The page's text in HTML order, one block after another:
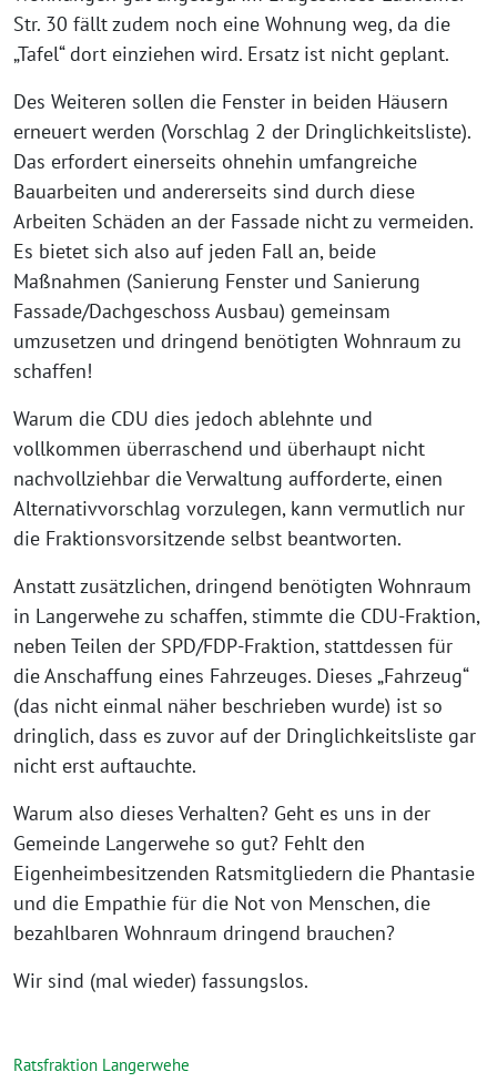
Str. 30 fällt zudem noch eine Wohnung weg, da die
„Tafel“ dort einziehen wird. Ersatz ist nicht geplant.
Des Weiteren sollen die Fenster in beiden Häusern
erneuert werden (Vorschlag 2 der Dringlichkeitsliste).
Das erfordert einerseits ohnehin umfangreiche
Bauarbeiten und andererseits sind durch diese
Arbeiten Schäden an der Fassade nicht zu vermeiden.
Es bietet sich also auf jeden Fall an, beide
Maßnahmen (Sanierung Fenster und Sanierung
Fassade/Dachgeschoss Ausbau) gemeinsam
umzusetzen und dringend benötigten Wohnraum zu
schaffen!
Warum die CDU dies jedoch ablehnte und
vollkommen überraschend und überhaupt nicht
nachvollziehbar die Verwaltung aufforderte, einen
Alternativvorschlag vorzulegen, kann vermutlich nur
die Fraktionsvorsitzende selbst beantworten.
Anstatt zusätzlichen, dringend benötigten Wohnraum
in Langerwehe zu schaffen, stimmte die CDU-Fraktion,
neben Teilen der SPD/FDP-Fraktion, stattdessen für
die Anschaffung eines Fahrzeuges. Dieses „Fahrzeug“
(das nicht einmal näher beschrieben wurde) ist so
dringlich, dass es zuvor auf der Dringlichkeitsliste gar
nicht erst auftauchte.
Warum also dieses Verhalten? Geht es uns in der
Gemeinde Langerwehe so gut? Fehlt den
Eigenheimbesitzenden Ratsmitgliedern die Phantasie
und die Empathie für die Not von Menschen, die
bezahlbaren Wohnraum dringend brauchen?
Wir sind (mal wieder) fassungslos.
Ratsfraktion Langerwehe